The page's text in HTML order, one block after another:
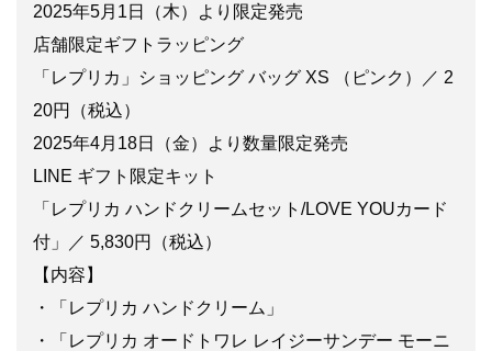
2025年5月1日（木）より限定発売
店舗限定ギフトラッピング
「レプリカ」ショッピング バッグ XS （ピンク）／ 2
20円（税込）
2025年4月18日（金）より数量限定発売
LINE ギフト限定キット
「レプリカ ハンドクリームセット/LOVE YOUカード
付」／ 5,830円（税込）
【内容】
・「レプリカ ハンドクリーム」
・「レプリカ オードトワレ レイジーサンデー モーニ